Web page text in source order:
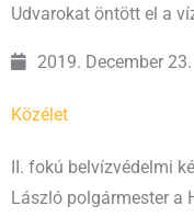
Udvarokat öntött el a
2019. December 23.
Közélet
II. fokú belvízvédelmi
László polgármester a